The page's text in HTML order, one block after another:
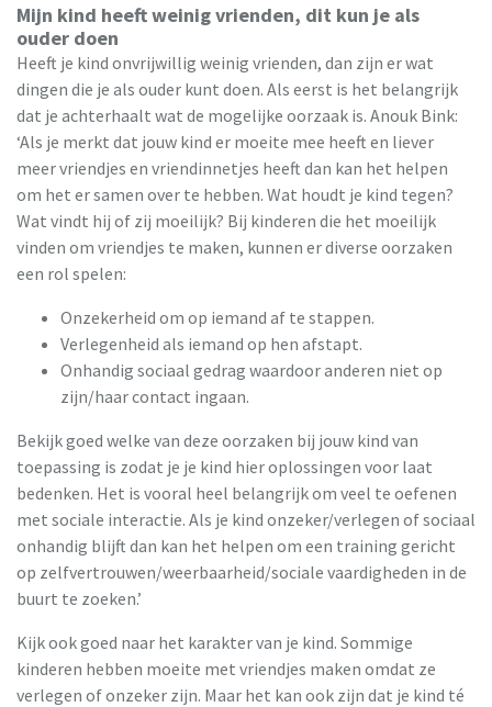
Mijn kind heeft weinig vrienden, dit kun je als
ouder doen
Heeft je kind onvrijwillig weinig vrienden, dan zijn er wat
dingen die je als ouder kunt doen. Als eerst is het belangrijk
dat je achterhaalt wat de mogelijke oorzaak is. Anouk Bink:
‘Als je merkt dat jouw kind er moeite mee heeft en liever
meer vriendjes en vriendinnetjes heeft dan kan het helpen
om het er samen over te hebben. Wat houdt je kind tegen?
Wat vindt hij of zij moeilijk? Bij kinderen die het moeilijk
vinden om vriendjes te maken, kunnen er diverse oorzaken
een rol spelen:
Onzekerheid om op iemand af te stappen.
Verlegenheid als iemand op hen afstapt.
Onhandig sociaal gedrag waardoor anderen niet op
zijn/haar contact ingaan.
Bekijk goed welke van deze oorzaken bij jouw kind van
toepassing is zodat je je kind hier oplossingen voor laat
bedenken. Het is vooral heel belangrijk om veel te oefenen
met sociale interactie. Als je kind onzeker/verlegen of sociaal
onhandig blijft dan kan het helpen om een training gericht
op zelfvertrouwen/weerbaarheid/sociale vaardigheden in de
buurt te zoeken.’
Kijk ook goed naar het karakter van je kind. Sommige
kinderen hebben moeite met vriendjes maken omdat ze
verlegen of onzeker zijn. Maar het kan ook zijn dat je kind té